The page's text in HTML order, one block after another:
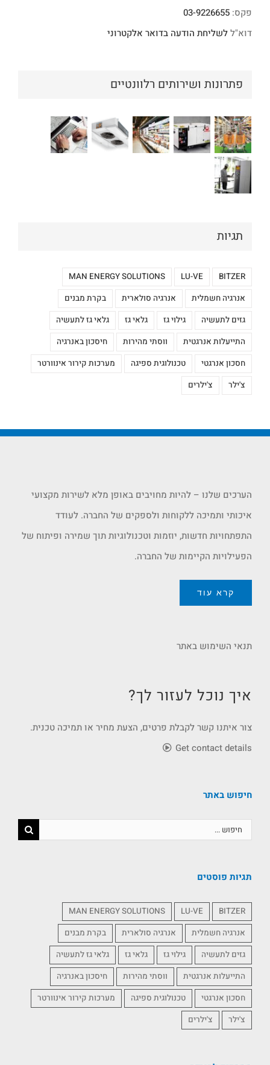
פקס: 03-9226655
דוא"ללשליחת הודעה בדואר אלקטרוני
פתרונות ושירותים רלוונטיים
תגיות
BITZER
LU-VE
MAN ENERGY SOLUTIONS
אנרגיה חשמלית
אנרגיה סולארית
בקרת מבנים
גזים לתעשיה
גילוי גז גלאי גז
גלאי גז לתעשיה
התייעלות אנרגטית
ווסתי מהירות
חיסכון באנרגיה
חסכון אנרגטי
טכנולוגית ספיגה
מערכות קירור אינוורטר
צ'ילר
צ'ילרים
הערכים שלנו – להיות מחויבים באופן מלא לשירות מקצועי
איכותי ותמיכה ללקוחות ולספקים של החברה. לעודד
התפתחויות חדשות, יוזמות וטכנולוגיות תוך שמירה ופיתוח של
הפעילויות הקיימות של החברה.
קרא עוד
תנאי השימוש באתר
איך נוכל לעזור לך?
צור איתנו קשר לקבלת פרטים, הצעת מחיר או תמיכה טכנית.
Get contact details
חיפוש באתר
תגיות פוסטים
BITZER
LU-VE
MAN ENERGY SOLUTIONS
אנרגיה חשמלית
אנרגיה סולארית
בקרת מבנים
גזים לתעשיה
גילוי גז גלאי גז
גלאי גז לתעשיה
התייעלות אנרגטית
ווסתי מהירות
חיסכון באנרגיה
חסכון אנרגטי
טכנולוגית ספיגה
מערכות קירור אינוורטר
צ'ילר
צ'ילרים